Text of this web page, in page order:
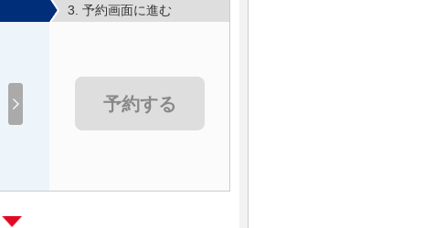
3. 予約画面に進む
予約する